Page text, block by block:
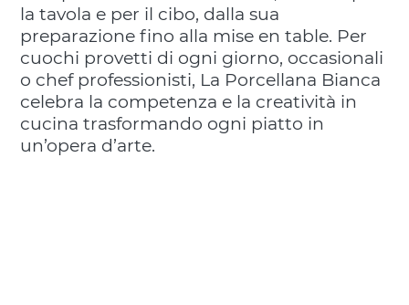
la tavola e per il cibo, dalla sua
preparazione fino alla mise en table. Per
cuochi provetti di ogni giorno, occasionali
o chef professionisti, La Porcellana Bianca
celebra la competenza e la creatività in
cucina trasformando ogni piatto in
un’opera d’arte.